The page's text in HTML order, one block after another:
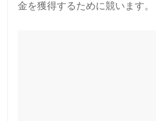
金を獲得するために競います。